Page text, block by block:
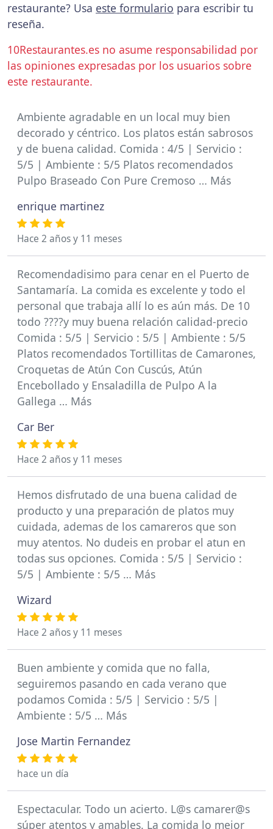
restaurante? Usa este formulario para escribir tu
reseña.
10Restaurantes.es no asume responsabilidad por
las opiniones expresadas por los usuarios sobre
este restaurante.
Ambiente agradable en un local muy bien
decorado y céntrico. Los platos están sabrosos
y de buena calidad. Comida : 4/5 | Servicio :
5/5 | Ambiente : 5/5 Platos recomendados
Pulpo Braseado Con Pure Cremoso … Más
enrique martinez
Hace 2 años y 11 meses
Recomendadisimo para cenar en el Puerto de
Santamaría. La comida es excelente y todo el
personal que trabaja allí lo es aún más. De 10
todo ????y muy buena relación calidad-precio
Comida : 5/5 | Servicio : 5/5 | Ambiente : 5/5
Platos recomendados Tortillitas de Camarones,
Croquetas de Atún Con Cuscús, Atún
Encebollado y Ensaladilla de Pulpo A la
Gallega … Más
Car Ber
Hace 2 años y 11 meses
Hemos disfrutado de una buena calidad de
producto y una preparación de platos muy
cuidada, ademas de los camareros que son
muy atentos. No dudeis en probar el atun en
todas sus opciones. Comida : 5/5 | Servicio :
5/5 | Ambiente : 5/5 … Más
Wizard
Hace 2 años y 11 meses
Buen ambiente y comida que no falla,
seguiremos pasando en cada verano que
podamos Comida : 5/5 | Servicio : 5/5 |
Ambiente : 5/5 … Más
Jose Martin Fernandez
hace un día
Espectacular. Todo un acierto. L@s camarer@s
súper atentos y amables. La comida lo mejor